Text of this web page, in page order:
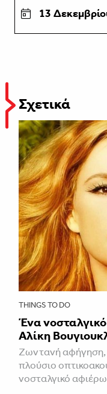
13
Σχετικά
THINGS TO DO
Ένα
Αλίκη
Ζωντανή αφήγηση,
πλούσιο
νοσταλγικό